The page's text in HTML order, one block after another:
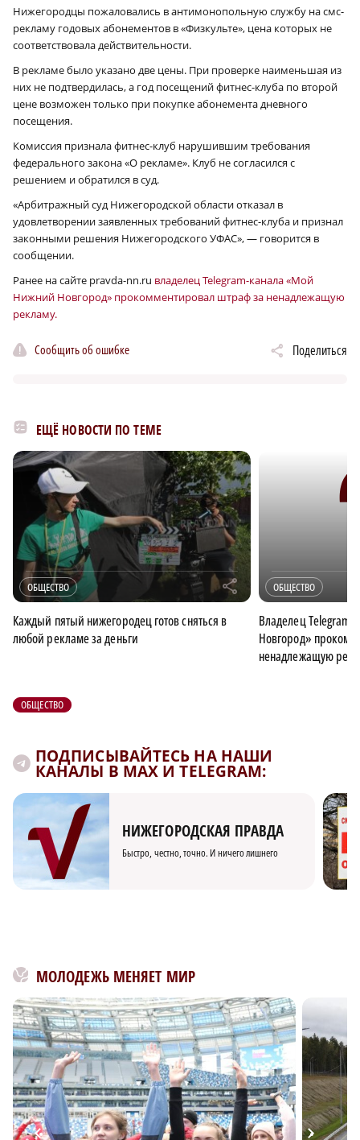
Нижегородцы пожаловались в антимонопольную службу на смс-
рекламу годовых абонементов в «Физкульте», цена которых не
соответствовала действительности.
В рекламе было указано две цены. При проверке наименьшая из
них не подтвердилась, а год посещений фитнес-клуба по второй
цене возможен только при покупке абонемента дневного
посещения.
Комиссия признала фитнес-клуб нарушившим требования
федерального закона «О рекламе». Клуб не согласился с
решением и обратился в суд.
«Арбитражный суд Нижегородской области отказал в
удовлетворении заявленных требований фитнес-клуба и признал
законными решения Нижегородского УФАС», — говорится в
сообщении.
Ранее на сайте pravda-nn.ru владелец Telegram-канала «Мой
Нижний Новгород» прокомментировал штраф за ненадлежащую
рекламу.
Сообщить об ошибке Поделиться
ЕЩЁ НОВОСТИ ПО ТЕМЕ
ОБЩЕСТВО r
Каждый пятый нижегородец готов сняться в
любой рекламе за деньги
ОБЩЕСТВО
Владелец
Новгород»
ненадлежащую
ОБЩЕСТВО
ПОДПИСЫВАЙТЕСЬ НА НАШИ
КАНАЛЫ В MAX И TELEGRAM:
НИЖЕГОРОДСКАЯ ПРАВДА
Быстро, честно, точно. И ничего лишнего
МОЛОДЕЖЬ МЕНЯЕТ МИР